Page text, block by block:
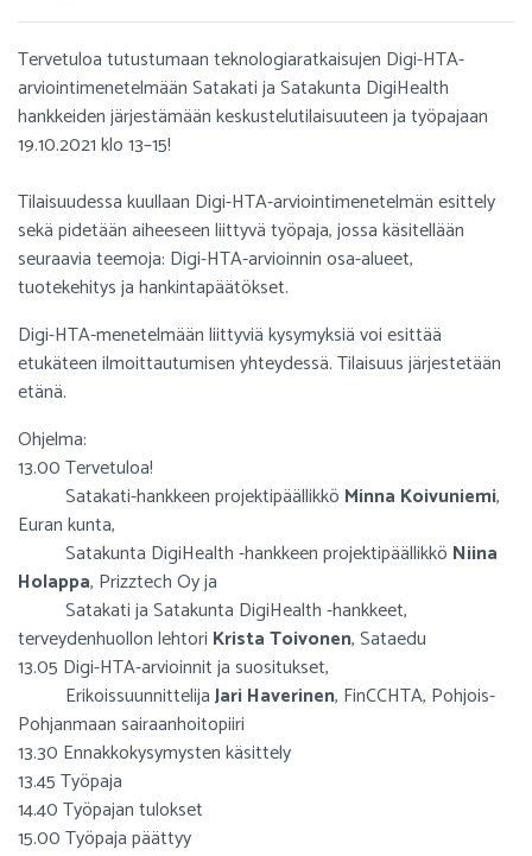
Tervetuloa tutustumaan teknologiaratkaisujen Digi-HTA-
arviointimenetelmään Satakati ja Satakunta DigiHealth
hankkeiden järjestämään keskustelutilaisuuteen ja työpajaan
19.10.2021 klo 13–15!
Tilaisuudessa kuullaan Digi-HTA-arviointimenetelmän esittely
sekä pidetään aiheeseen liittyvä työpaja, jossa käsitellään
seuraavia teemoja: Digi-HTA-arvioinnin osa-alueet,
tuotekehitys ja hankintapäätökset.
Digi-HTA-menetelmään liittyviä kysymyksiä voi esittää
etukäteen ilmoittautumisen yhteydessä. Tilaisuus järjestetään
etänä.
Ohjelma:
13.00 Tervetuloa!
Satakati-hankkeen projektipäällikkö Minna Koivuniemi,
Euran kunta,
Satakunta DigiHealth -hankkeen projektipäällikkö Niina
Holappa, Prizztech Oy ja
Satakati ja Satakunta DigiHealth -hankkeet,
terveydenhuollon lehtori Krista Toivonen, Sataedu
13.05 Digi-HTA-arvioinnit ja suositukset,
ErikoissuunnittelijaJari Haverinen, FinCCHTA, Pohjois-
Pohjanmaan sairaanhoitopiiri
13.30 Ennakkokysymysten käsittely
13.45 Työpaja
14.40 Työpajan tulokset
15.00 Työpaja päättyy